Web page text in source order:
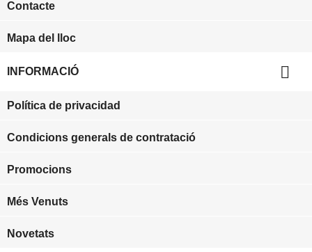
Contacte
Mapa del lloc
INFORMACIÓ 
Política de privacidad
Condicions generals de contratació
Promocions
Més Venuts
Novetats